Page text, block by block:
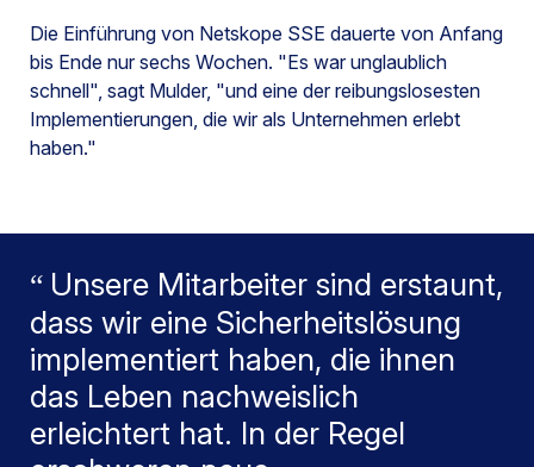
Die Einführung von Netskope SSE dauerte von Anfang
bis Ende nur sechs Wochen. "Es war unglaublich
schnell", sagt Mulder, "und eine der reibungslosesten
Implementierungen, die wir als Unternehmen erlebt
haben."
Unsere Mitarbeiter sind erstaunt,
dass wir eine Sicherheitslösung
implementiert haben, die ihnen
das Leben nachweislich
erleichtert hat. In der Regel